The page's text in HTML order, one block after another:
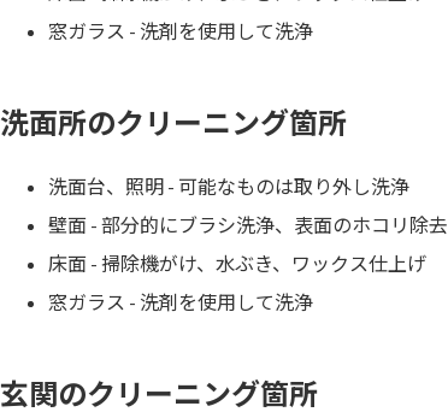
窓ガラス - 洗剤を使用して洗浄
洗面所のクリーニング箇所
洗面台、照明 - 可能なものは取り外し洗浄
壁面 - 部分的にブラシ洗浄、表面のホコリ除去
床面 - 掃除機がけ、水ぶき、ワックス仕上げ
窓ガラス - 洗剤を使用して洗浄
玄関のクリーニング箇所